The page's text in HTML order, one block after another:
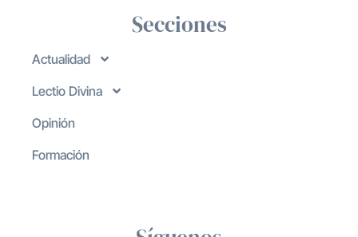
Secciones
Actualidad
Lectio Divina
Opinión
Formación